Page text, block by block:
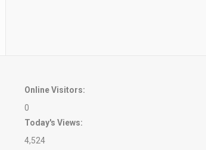
Online Visitors:
0
Today's Views:
4,524